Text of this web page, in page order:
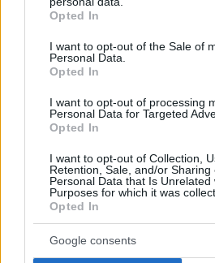
grant or deny consent to Google
use your data for below specified
consent section.
Opted In
I want to opt-out of the Sale of
Personal Data.
Opted In
I want to opt-out of processing
Personal Data for Targeted
Opted In
I want to opt-out of Collection,
Retention, Sale, and/or Sharing
Personal Data that Is Unrelated
Purposes for which it was
Opted In
Google consents
Cut The Rope Northern
ΔΕΙΤΕ ΟΛΑ ΤΑ GAMES
Best of Network